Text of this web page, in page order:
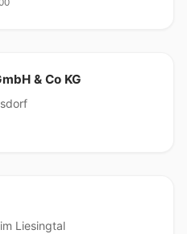
& Co KG
Liesingtal